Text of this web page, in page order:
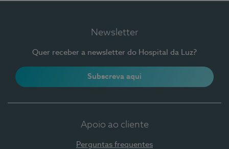
Newsletter
Quer receber a newsletter do Hospital da Luz?
Subscreva aqui
Apoio ao cliente
Perguntas frequentes